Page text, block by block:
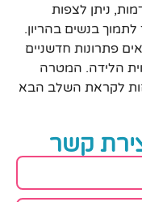
ניתן לצפות
בנשים בהריון.
פתרונות חדשניים
הלידה. המטרה
לקראת השלב הבא
קשר